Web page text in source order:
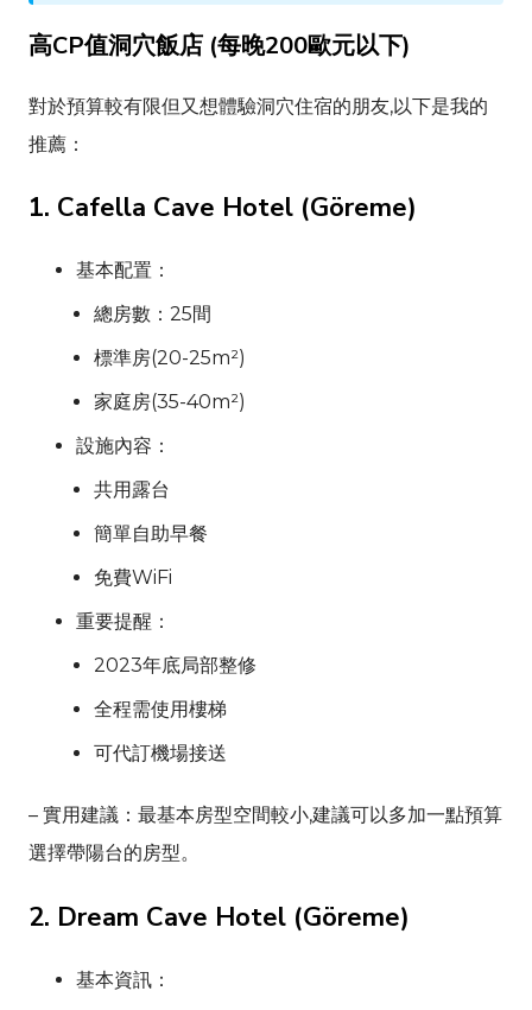
高CP值洞穴飯店 (每晚200歐元以下)
對於預算較有限但又想體驗洞穴住宿的朋友,以下是我的
推薦：
1. Cafella Cave Hotel (Göreme)
基本配置：
總房數：25間
標準房(20-25m²)
家庭房(35-40m²)
設施內容：
共用露台
簡單自助早餐
免費WiFi
重要提醒：
2023年底局部整修
全程需使用樓梯
可代訂機場接送
– 實用建議：最基本房型空間較小,建議可以多加一點預算
選擇帶陽台的房型。
2. Dream Cave Hotel (Göreme)
基本資訊：